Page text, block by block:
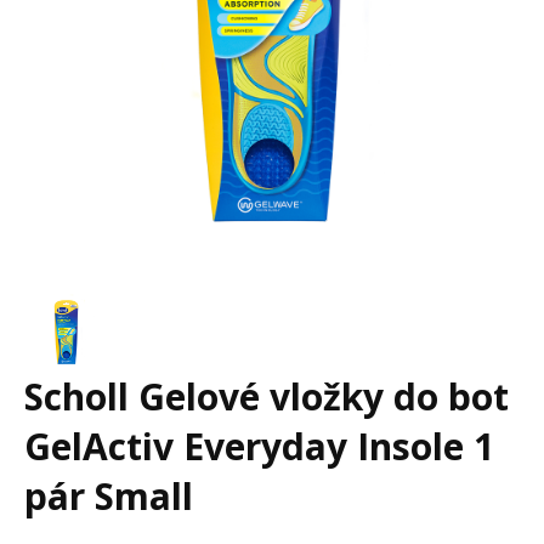
Scholl Gelové vložky do bot
GelActiv Everyday Insole 1
pár Small